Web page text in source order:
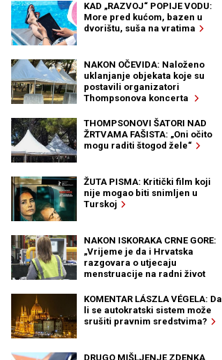
KAD „RAZVOJ“ POPIJE VODU:
More pred kućom, bazen u
dvorištu, suša na vratima
NAKON OČEVIDA: Naloženo
uklanjanje objekata koje su
postavili organizatori
Thompsonova koncerta
THOMPSONOVI ŠATORI NAD
ŽRTVAMA FAŠISTA: „Oni očito
mogu raditi štogod žele“
ŽUTA PISMA: Kritički film koji
nije mogao biti snimljen u
Turskoj
NAKON ISKORAKA CRNE GORE:
„Vrijeme je da i Hrvatska
razgovara o utjecaju
menstruacije na radni život
KOMENTAR LÁSZLA VÉGELA: Da
li se autokratski sistem može
srušiti pravnim sredstvima?
DRUGO MIŠLJENJE ZDENKA